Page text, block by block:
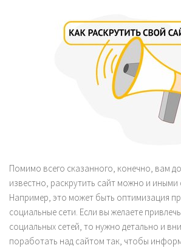
Помимо всего сказанного, конечно, вам
известно, раскрутить сайт можно и
Например, это может быть оптимизация
социальные сети. Если вы желаете
социальных сетей, то нужно детально и
поработать над сайтом так, чтобы